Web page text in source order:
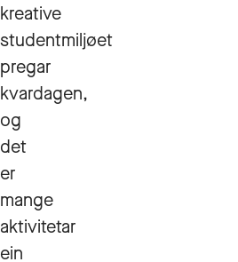
kreative
studentmiljøet
pregar
kvardagen,
og
det
er
mange
aktivitetar
ein